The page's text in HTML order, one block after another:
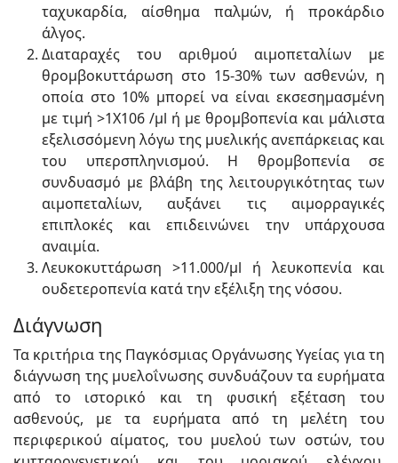
ταχυκαρδία, αίσθημα παλμών, ή προκάρδιο
άλγος.
Διαταραχές του αριθμού αιμοπεταλίων με
θρομβοκυττάρωση στο 15-30% των ασθενών, η
οποία στο 10% μπορεί να είναι εκσεσημασμένη
με τιμή >1Χ106 /μl ή με θρομβοπενία και μάλιστα
εξελισσόμενη λόγω της μυελικής ανεπάρκειας και
του υπερσπληνισμού. Η θρομβοπενία σε
συνδυασμό με βλάβη της λειτουργικότητας των
αιμοπεταλίων, αυξάνει τις αιμορραγικές
επιπλοκές και επιδεινώνει την υπάρχουσα
αναιμία.
Λευκοκυττάρωση >11.000/μl ή λευκοπενία και
ουδετεροπενία κατά την εξέλιξη της νόσου.
Διάγνωση
Τα κριτήρια της Παγκόσμιας Οργάνωσης Υγείας για τη
διάγνωση της μυελοΐνωσης συνδυάζουν τα ευρήματα
από το ιστορικό και τη φυσική εξέταση του
ασθενούς, με τα ευρήματα από τη μελέτη του
περιφερικού αίματος, του μυελού των οστών, του